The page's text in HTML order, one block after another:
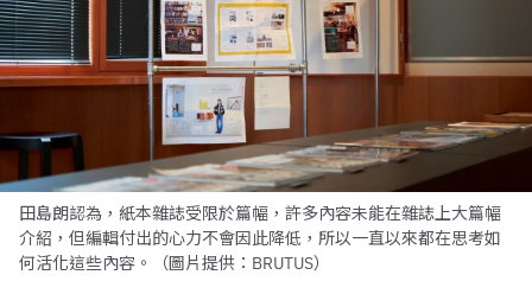
田島朗認為，紙本雜誌受限於篇幅，許多內容未能在雜誌上大篇幅
介紹，但編輯付出的心力不會因此降低，所以一直以來都在思考如
何活化這些內容。（圖片提供：BRUTUS）